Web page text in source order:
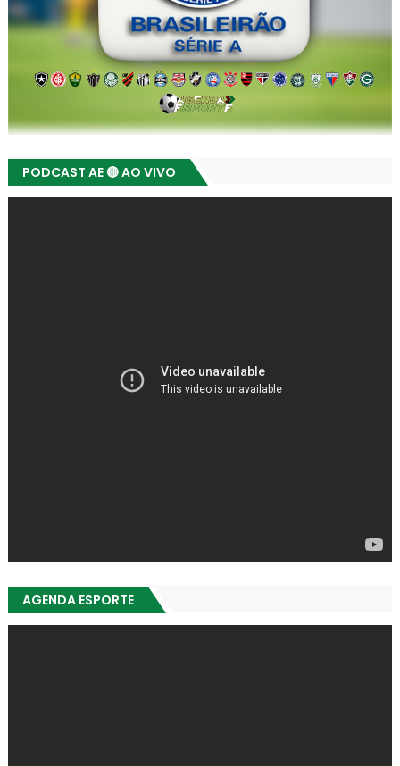
PODCAST AE 🔴 AO VIVO
AGENDA ESPORTE